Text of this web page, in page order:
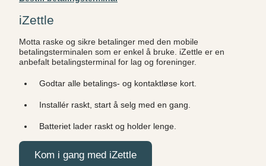
iZettle
Motta raske og sikre betalinger med den mobile
betalingsterminalen som er enkel å bruke. iZettle er en
anbefalt betalingsterminal for lag og foreninger.
Godtar alle betalings- og kontaktløse kort.
Installér raskt, start å selg med en gang.
Batteriet lader raskt og holder lenge.
Kom i gang med iZettle